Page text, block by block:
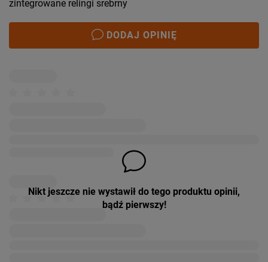
zintegrowane relingi srebrny
DODAJ OPINIĘ
Nikt jeszcze nie wystawił do tego produktu opinii,
bądź pierwszy!